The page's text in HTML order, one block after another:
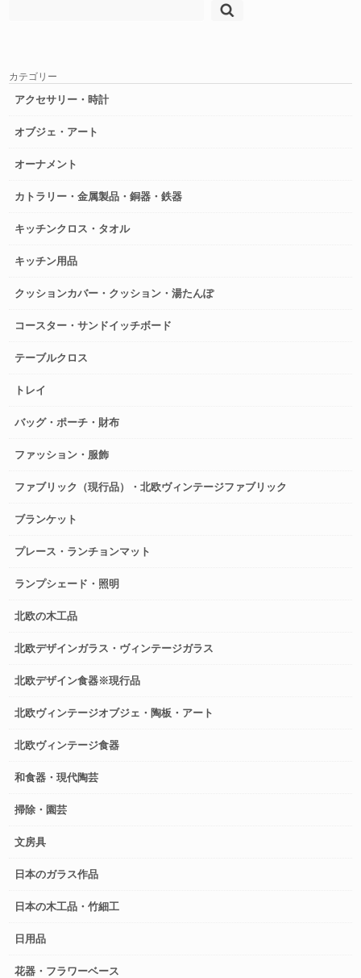
カテゴリー
アクセサリー・時計
オブジェ・アート
オーナメント
カトラリー・金属製品・銅器・鉄器
キッチンクロス・タオル
キッチン用品
クッションカバー・クッション・湯たんぽ
コースター・サンドイッチボード
テーブルクロス
トレイ
バッグ・ポーチ・財布
ファッション・服飾
ファブリック（現行品）・北欧ヴィンテージファブリック
ブランケット
プレース・ランチョンマット
ランプシェード・照明
北欧の木工品
北欧デザインガラス・ヴィンテージガラス
北欧デザイン食器※現行品
北欧ヴィンテージオブジェ・陶板・アート
北欧ヴィンテージ食器
和食器・現代陶芸
掃除・園芸
文房具
日本のガラス作品
日本の木工品・竹細工
日用品
花器・フラワーベース